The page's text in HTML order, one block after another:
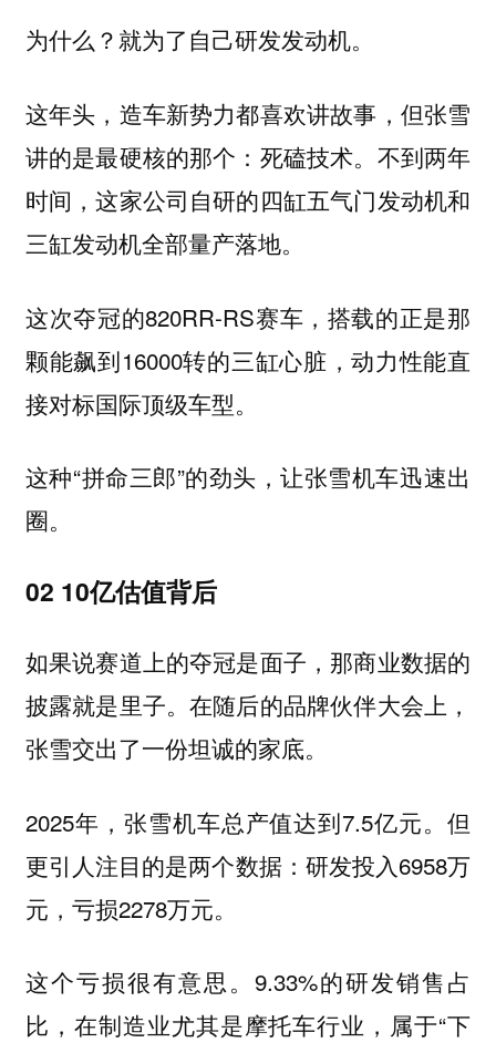
为什么？就为了自己研发发动机。
这年头，造车新势力都喜欢讲故事，但张雪
讲的是最硬核的那个：死磕技术。不到两年
时间，这家公司自研的四缸五气门发动机和
三缸发动机全部量产落地。
这次夺冠的820RR-RS赛车，搭载的正是那
颗能飙到16000转的三缸心脏，动力性能直
接对标国际顶级车型。
这种“拼命三郎”的劲头，让张雪机车迅速出
圈。
02 10亿估值背后
如果说赛道上的夺冠是面子，那商业数据的
披露就是里子。在随后的品牌伙伴大会上，
张雪交出了一份坦诚的家底。
2025年，张雪机车总产值达到7.5亿元。但
更引人注目的是两个数据：研发投入6958万
元，亏损2278万元。
这个亏损很有意思。9.33%的研发销售占
比，在制造业尤其是摩托车行业，属于“下